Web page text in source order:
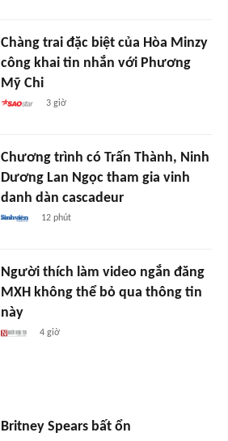
Chàng trai đặc biệt của Hòa Minzy
công khai tin nhắn với Phương
Mỹ Chi
3 giờ
Chương trình có Trấn Thành, Ninh
Dương Lan Ngọc tham gia vinh
danh dàn cascadeur
12 phút
Người thích làm video ngắn đăng
MXH không thể bỏ qua thông tin
này
4 giờ
Britney Spears bất ổn